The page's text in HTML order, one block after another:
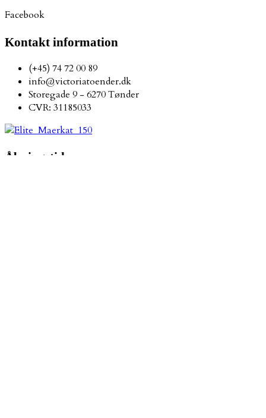
Facebook
Kontakt information
(+45) 74 72 00 89
info@victoriatoender.dk
Storegade 9 - 6270 Tønder
CVR: 31185033
Åbningstider